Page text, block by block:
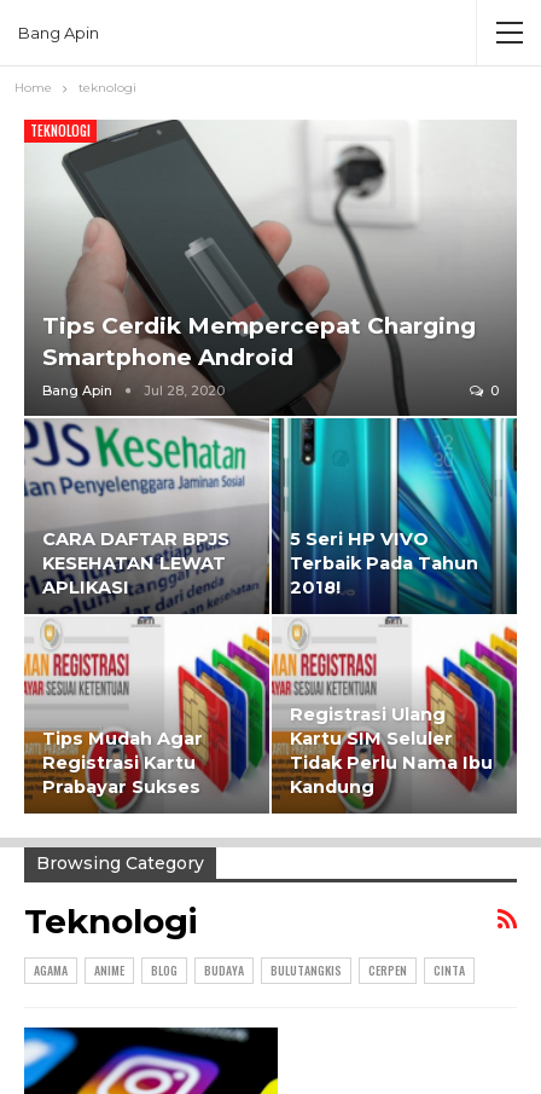
Bang Apin
Home teknologi
TEKNOLOGI
Tips Cerdik Mempercepat Charging
Smartphone Android
Bang Apin Jul 28, 2020 0
CARA DAFTAR BPJS
KESEHATAN LEWAT
APLIKASI
5 Seri HP VIVO
Terbaik Pada Tahun
2018!
Tips Mudah Agar
Registrasi Kartu
Prabayar Sukses
Registrasi Ulang
Kartu SIM Seluler
Tidak Perlu Nama Ibu
Kandung
Browsing Category
Teknologi
AGAMA ANIME BLOG BUDAYA BULUTANGKIS CERPEN CINTA